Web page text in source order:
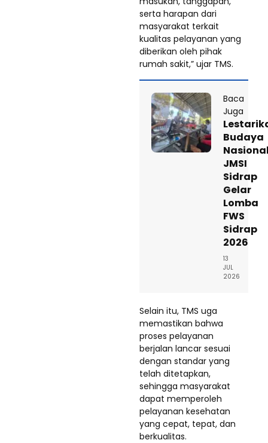
serta harapan dari
masyarakat terkait
kualitas pelayanan yang
diberikan oleh pihak
rumah sakit,” ujar TMS.
Baca
Juga
Budaya
JMSI
Sidrap
Gelar
Lomba
FWS
Sidrap
2026
13
JUL
2026
Selain itu, TMS uga
memastikan bahwa
proses pelayanan
berjalan lancar sesuai
dengan standar yang
telah ditetapkan,
sehingga masyarakat
dapat memperoleh
pelayanan kesehatan
yang cepat, tepat, dan
berkualitas.